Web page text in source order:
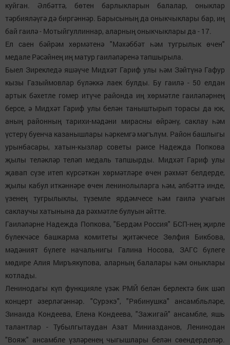
куйган. Әлбәттә, бөтен барлыкларын балалар, оныклар
тәрбияләүгә дә биргәннәр. Барысының да оныкчыклары бар, иң
бай гаилә - Мотыйгуллиннар, аларның оныкчыклары да - 17.
Ел саен бәйрәм хөрмәтенә "Мәхәббәт һәм тугрылык өчен"
медале Рәсәйнең иң матур гаиләләренә тапшырыла.
Быел Зирекледә яшәүче Мидхәт Гариф улы һәм Зәйтүнә Гафур
кызы Газыймовлар бүләккә лаек булды. Бу гаилә - 50 елдан
артык бәхетле гомер итүче районда иң хөрмәтле гаиләләрнең
берсе, ә Мидхәт Гариф улы белән таныштырып торасы да юк,
аның районның тарихи-мәдәни мирасны өйрәнү, саклау һәм
үстерү буенча казанышлары һәркемгә мәгълүм. Район башлыгы
урынбасары, хатын-кызлар советы рәисе Надежда Попкова
җылы теләкләр теләп медаль тапшырды. Мидхәт Гариф улы
җавап сүзе итеп күрсәткән хөрмәтләре өчен рәхмәт белдерде,
җылы кабул иткәннәре өчен ленинолыларга һәм, әлбәттә инде,
үзенең тугрылыклы, түземле ярдәмчесе һәм гаилә учагын
саклаучы хатынына да рәхмәтле булуын әйтте.
Гаиләләрне Надежда Попкова, "Бердәм Россия" БСП-нең җирле
бүлекчәсе башкарма комитеты җитәкчесе Зөлфия Бикбова,
мәдәният бүлеге начальнигы Галина Носова, ЗАГС бүлеге
мөдире Алия Миръякупова, аларның балалары һәм оныклары
котлады.
Ленинодагы күп функцияле үзәк РМЙ белән берлектә бик шәп
концерт әзерләгәннәр. "Сурэкэ", "Рябинушка" ансамбльләре,
Зинаида Кондеева, Елена Кондеева, "Зажигай" ансамбле, яшь
талантлар - Тубылгытаудан Азат Миниазданов, Ленинодан
"Вояж" ансамбле үзләренең чыгышлары белән сөендерделәр.